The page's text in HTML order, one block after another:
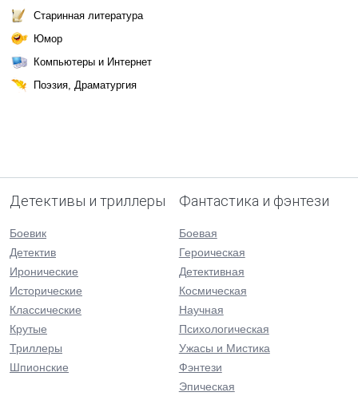
Старинная литература
Юмор
Компьютеры и Интернет
Поэзия, Драматургия
Детективы и триллеры
Боевик
Детектив
Иронические
Исторические
Классические
Крутые
Триллеры
Шпионские
Фантастика и фэнтези
Боевая
Героическая
Детективная
Космическая
Научная
Психологическая
Ужасы и Мистика
Фэнтези
Эпическая